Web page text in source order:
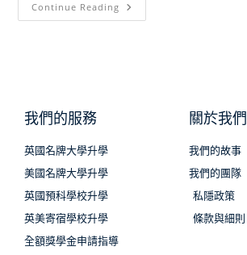
Continue Reading
我們的服務
英國名牌大學升學
美國名牌大學升學
英國預科學校升學
英美寄宿學校升學
全額獎學金申請指導
關於我們
我們的故事
我們的團隊
私隱政策
條款與細則